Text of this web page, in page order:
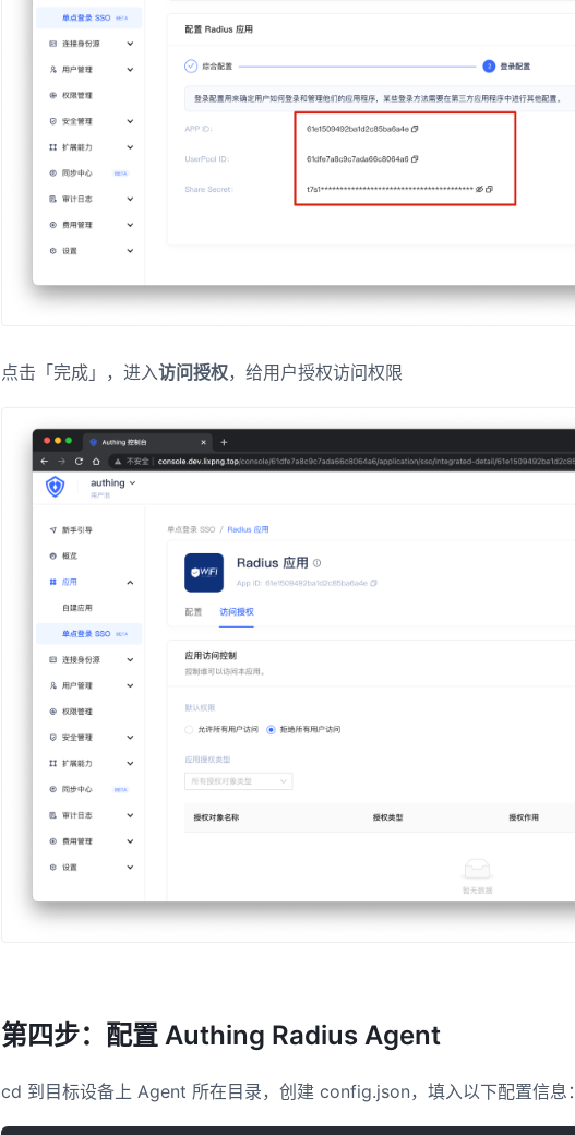
点击「完成」，进入访问授权，给用户授权访问权限
第四步：配置 Authing Radius Agent
cd 到目标设备上 Agent 所在目录，创建 config.json，填入以下配置信息：